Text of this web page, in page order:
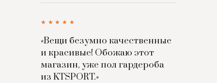
★★★★★
«Вещи безумно качественные
и красивые! Обожаю этот
магазин, уже пол гардероба
из KTSPORT.»